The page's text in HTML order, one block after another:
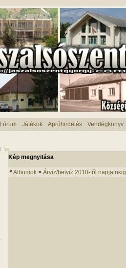
Fórum Játékok Apróhirdetés Vendégkönyv
Kép megnyitása
*Albumok > Árvíz/belvíz 2010-tõl napjainkig